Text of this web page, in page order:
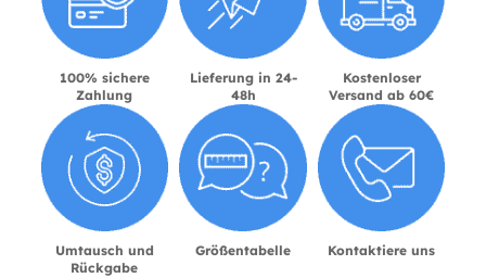
100% sichere
Zahlung
Lieferung in 24-
48h
Kostenloser
Versand ab 60€
Umtausch und
Rückgabe
Größentabelle Kontaktiere uns